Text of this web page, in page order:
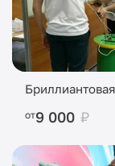
от9 000 ₽